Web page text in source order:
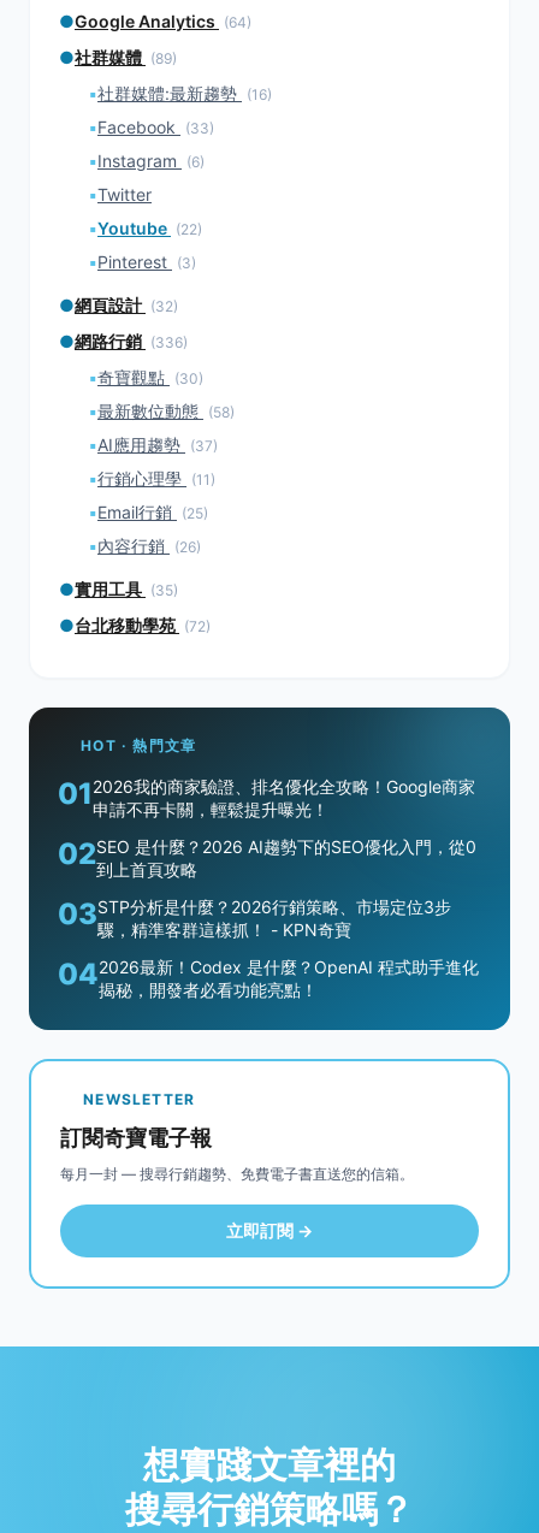
●Google Analytics (64)
●社群媒體 (89)
▪社群媒體:最新趨勢 (16)
▪Facebook (33)
▪Instagram (6)
▪Twitter
▪Youtube (22)
▪Pinterest (3)
●網頁設計 (32)
●網路行銷 (336)
▪奇寶觀點 (30)
▪最新數位動態 (58)
▪AI應用趨勢 (37)
▪行銷心理學 (11)
▪Email行銷 (25)
▪內容行銷 (26)
●實用工具 (35)
●台北移動學苑 (72)
HOT · 熱門文章
012026我的商家驗證、排名優化全攻略！Google商家
申請不再卡關，輕鬆提升曝光！
02SEO 是什麼？2026 AI趨勢下的SEO優化入門，從0
到上首頁攻略
03STP分析是什麼？2026行銷策略、市場定位3步
驟，精準客群這樣抓！ - KPN奇寶
042026最新！Codex 是什麼？OpenAI 程式助手進化
揭秘，開發者必看功能亮點！
NEWSLETTER
訂閱奇寶電子報
每月一封 — 搜尋行銷趨勢、免費電子書直送您的信箱。
立即訂閱 →
想實踐文章裡的
搜尋行銷策略嗎？